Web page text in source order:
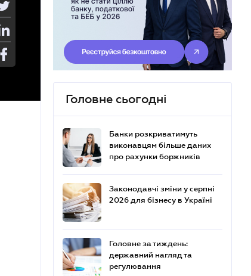
Головне сьогодні
Банки розкриватимуть
виконавцям більше даних
про рахунки боржників
Законодавчі зміни у серпні
2026 для бізнесу в Україні
Головне за тиждень:
державний нагляд та
регулювання